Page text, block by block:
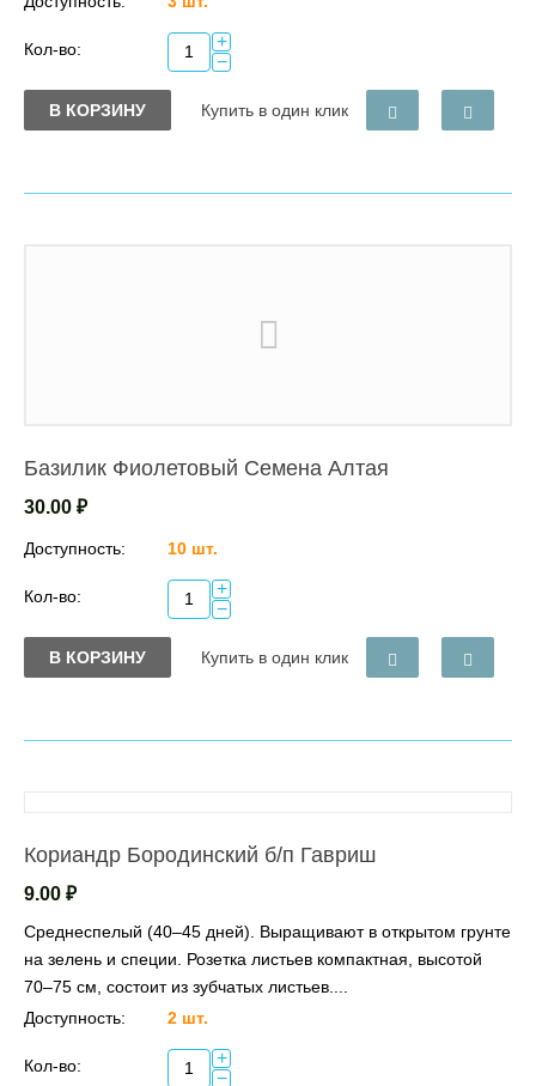
Кол-во:
+
−
В КОРЗИНУ Купить в один клик
Базилик Фиолетовый Семена Алтая
30.00 ₽
Доступность: 10 шт.
Кол-во:
+
−
В КОРЗИНУ Купить в один клик
Кориандр Бородинский б/п Гавриш
9.00 ₽
Среднеспелый (40–45 дней). Выращивают в открытом грунте
на зелень и специи. Розетка листьев компактная, высотой
70–75 см, состоит из зубчатых листьев....
Доступность:
2 шт.
Кол-во:
+
−